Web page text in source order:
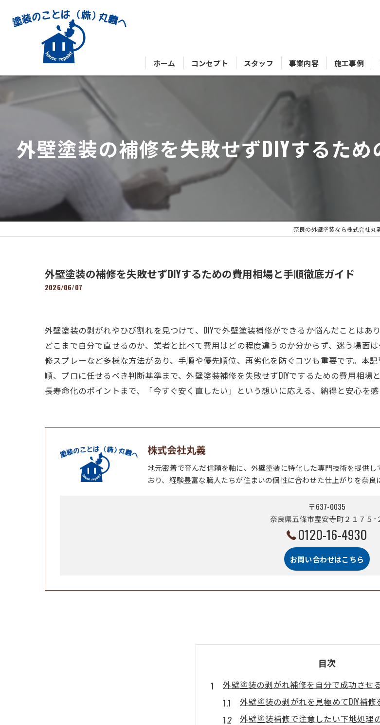
ホーム コンセプト スタッフ 事業内容 施工事例
外壁塗装の補修を失敗せずDIYするた
奈良の外壁塗装なら株式会社丸
外壁塗装の補修を失敗せずDIYするための費用相場と手順徹底ガイド
2026/06/07
外壁塗装の剥がれやひび割れを見つけて、DIYで外壁塗装補修ができるか悩んだことはあ
どこまで自分で直せるのか、業者と比べて費用はどの程度違うのか分からず、迷う場面
修スプレーなど多様な方法があり、手順や優先順位、再劣化を防ぐコツも重要です。本
順、プロに任せるべき判断基準まで、外壁塗装補修を失敗せずDIYでするための費用相
長寿命化のポイントまで、「今すぐ安く直したい」という想いに応える、納得と安心を感
株式会社丸義
地元密着で育んだ信頼を軸に、外壁塗装に特化した専門技術を提供
おり、経験豊富な職人たちが住まいの個性に合わせた仕上がりを奈良
〒637-0035
奈良県五條市霊安寺町２１７５−
0120-16-4930
お問い合わせはこちら
目次
外壁塗装の剥がれ補修を自分で成功させ
外壁塗装の剥がれを見極めてDIY補修
外壁塗装補修で注意したい下地処理